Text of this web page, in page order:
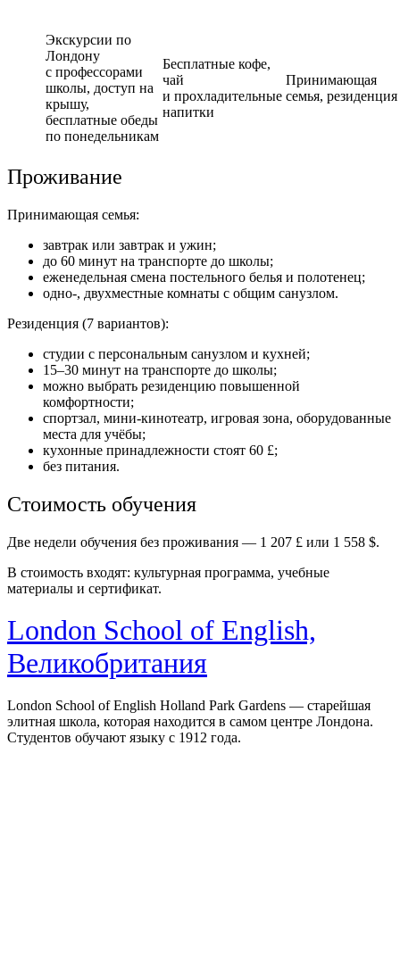
Экскурсии по
Лондону
с профессорами
школы, доступ на
крышу,
бесплатные обеды
по понедельникам
Бесплатные кофе,
чай
и прохладительные
напитки
Принимающая
семья, резиденция
Проживание
Принимающая семья:
завтрак или завтрак и ужин;
до 60 минут на транспорте до школы;
еженедельная смена постельного белья и полотенец;
одно-, двухместные комнаты с общим санузлом.
Резиденция (7 вариантов):
студии с персональным санузлом и кухней;
15–30 минут на транспорте до школы;
можно выбрать резиденцию повышенной
комфортности;
спортзал, мини-кинотеатр, игровая зона, оборудованные
места для учёбы;
кухонные принадлежности стоят 60 £;
без питания.
Стоимость обучения
Две недели обучения без проживания — 1 207 £ или 1 558 $.
В стоимость входят: культурная программа, учебные
материалы и сертификат.
London School of English,
Великобритания
London School of English Holland Park Gardens — старейшая
элитная школа, которая находится в самом центре Лондона.
Студентов обучают языку с 1912 года.